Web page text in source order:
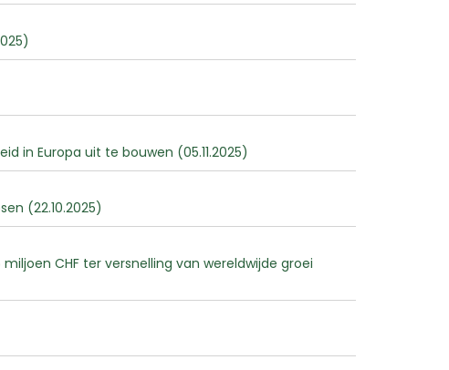
Europa uit te bouwen (05.11.2025)
(22.10.2025)
CHF ter versnelling van wereldwijde groei